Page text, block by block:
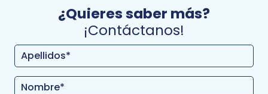
¿Quieres saber más?
¡Contáctanos!